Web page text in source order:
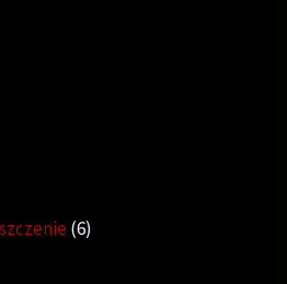
6